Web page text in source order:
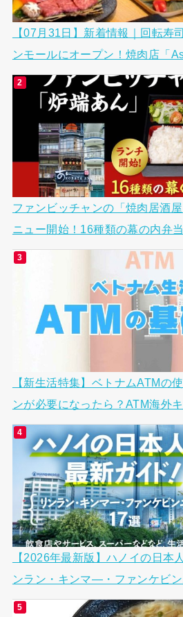
【07月31日】新着情報｜回転寿
ンモールにオープン！焼肉店「
ファンビッチャンの「焼肉居酒
ニュー開始！16種類の幕の内弁
【新生活特集】ベトナムATMの
ンが必要になったら？ATM海外
【2026年最新版】ハノイの日本
ンラン・キンマ―・ファンケビ